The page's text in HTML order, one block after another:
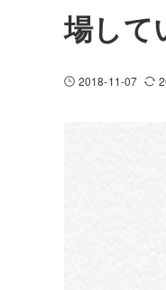
場して
2018-11-07